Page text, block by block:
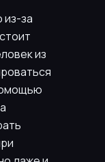
из-за
из